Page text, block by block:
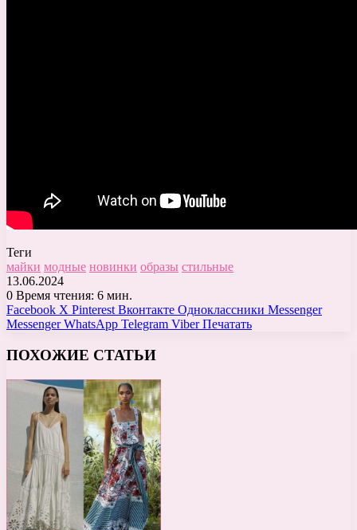
Теги
майки модные новинки образы стильные
13.06.2024
0 Время чтения: 6 мин.
Facebook X Pinterest Вконтакте Одноклассники Messenger
Messenger WhatsApp Telegram Viber Печатать
ПОХОЖИЕ СТАТЬИ